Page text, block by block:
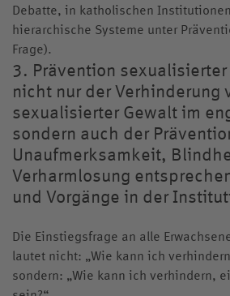
Debatte, in katholischen
hierarchische Systeme unter
Frage).
3. Prävention
nicht nur der Verhinderung
sexualisierter Gewalt im
sondern auch der
Unaufmerksamkeit,
Verharmlosung
und Vorgänge in der
Die Einstiegsfrage an alle
lautet nicht: „Wie kann ich
sondern: „Wie kann ich verhindern,